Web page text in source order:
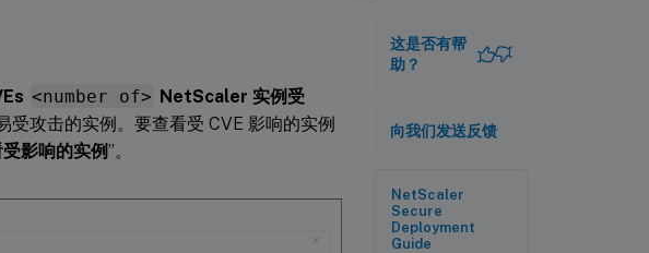
<number of> NetScaler 实例受
攻击的实例。要查看受 CVE 影响的实例
影响的实例”。
这是否有帮
助？
向我们发送反馈
NetScaler
Secure
Deployment
Guide